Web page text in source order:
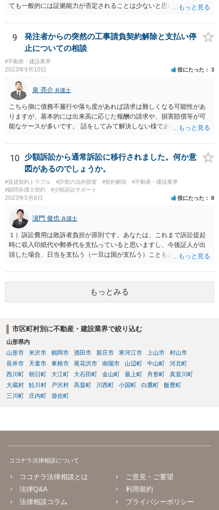
ても一般的には証拠能力が否定されることは少ないと思いますが、も
がないとは言い切れません。 秘密録音をなさる場合にはこのようなリ
スクも踏まえご自身の責任でご対応ください。
9
発注者からの突然の工事請負契約解除と支払い停
止についての相談
#不動産・建設業界
2023年9月10日 役にたった 3
泉 亮介 弁護士
こちら側に債務不履行や落ち度があれば請求は難しくなる可能性があ
りますが、基本的には出来高に応じた報酬の請求や、損害賠償等が可
能なケースが多いです。 話をしてみて解決しない様であれば弁護士を
10
少額訴訟から通常訴訟に移行されました。何か意
図があるのでしょうか。
#賃貸契約トラブル #詐欺の法的措置 #契約解除
#不動産・建設業界
#顧問弁護士契約
#少額訴訟サポート
2023年5月8日 役にたった 8
濵門 俊也 弁護士
１）訴訟費用は敗訴者負担が原則です。あなたは、これまで訴訟提起
時に収入印紙代や郵券代を支払っていると思いますし、今後証人が出
頭した場合、日当を支払う（一旦は国が支払う）こともあり得ます。
期日以降になるのでしょう。 ３）第１回口頭弁論期日は、答弁書を提
出していれば擬制陳述が認められます。ご指摘のとおり、第２回以降
を想定しています。ご存じかと思いますが、裁判費用と訴訟費用は異
なります。 ４）あなたの請求内容次第です。費用度外視で代理人弁護
いう危機感があるのかもしれません。そうしますと、あなたも代理人
弁護士を付けることを検討すべきかもしれません。 ５）副次的な理由
としてはあり得ないわけではないですが、単純にあなたの請求を認め
ていないのだと思います。
もっとみる
市区町村別に不動産・建設業界で絞り込む
山形県内
山形市
米沢市 鶴岡市 酒田市 新庄市 寒河江市 上山市
村山市
長井市
天童市 東根市 尾花沢市 南陽市 山辺町 中山町
河北町
西川町
朝日町 大江町 大石田町 金山町 最上町 舟形町
真室川町
大蔵村
鮭川村 戸沢村 高畠町 川西町 小国町 白鷹町
飯豊町
三川町
庄内町 遊佐町
ココナラ法律相談について
ココナラ法律相談とは
法律Q&A
法律相談コラム
ご意見・ご要望
利用規約
プライバシーポリシー